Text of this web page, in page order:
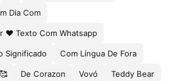
Dia Com
❤ Texto Com Whatsapp
Significado Com Língua De Fora
De Corazon Vovó Teddy Bear